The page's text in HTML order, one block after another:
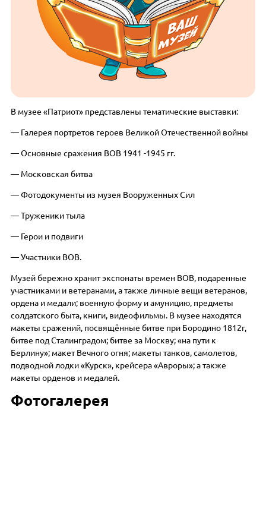
В музее «Патриот» представлены тематические выставки:
— Галерея портретов героев Великой Отечественной войны
— Основные сражения ВОВ 1941 -1945 гг.
— Московская битва
— Фотодокументы из музея Вооруженных Сил
— Труженики тыла
— Герои и подвиги
— Участники ВОВ.
Музей бережно хранит экспонаты времен ВОВ, подаренные
участниками и ветеранами, а также личные вещи ветеранов,
ордена и медали; военную форму и амуницию, предметы
солдатского быта, книги, видеофильмы. В музее находятся
макеты сражений, посвящённые битве при Бородино 1812г,
битве под Сталинградом; битве за Москву; «на пути к
Берлину»; макет Вечного огня; макеты танков, самолетов,
подводной лодки «Курск», крейсера «Авроры»; а также
макеты орденов и медалей.
Фотогалерея